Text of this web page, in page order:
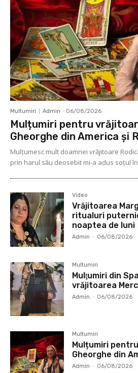
Multumiri Admin - 06/08/2026
Mulțumiri pentru
Gheorghe din America și
Mulţumesc mult doamnei vrăjitoare
prin harul său deosebit mi-a adus soţul
Video
Vrăjitoarea
ritualuri
noaptea de luni
Admin - 06/08/2026
Multumiri
Mulţumiri din
vrăjitoarea
Admin - 06/08/2026
Multumiri
Mulțumiri
Gheorghe din
Admin - 06/08/2026